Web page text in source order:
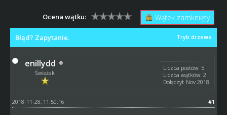
Wątek zamknięty
Ocena wątku:
Tryb drzewa
Błąd? Zapytanie.
enillydd
Świeżak
Liczba postów: 5
Liczba wątków: 2
Dołączył: Nov 2018
#1
2018-11-28, 11:50:16